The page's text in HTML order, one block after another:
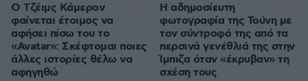
Ο Τζέιμς Κάμερον
φαίνεται έτοιμος να
αφήσει πίσω του το
«Avatar»: Σκέφτομαι ποιες
άλλες ιστορίες θέλω να
αφηγηθώ
Η αδημοσίευτη
φωτογραφία της Τούνη με
τον σύντροφό της από τα
περσινά γενέθλιά της στην
Ίμπιζα όταν «έκρυβαν» τη
σχέση τους